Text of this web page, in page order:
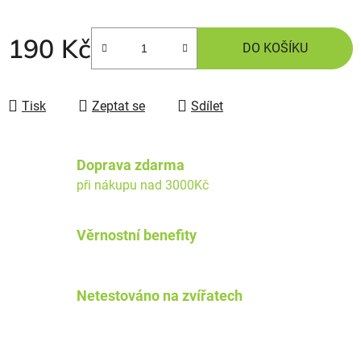
190 Kč DO KOŠÍKU
Tisk Zeptat se Sdílet
Doprava zdarma
při nákupu nad 3000Kč
Věrnostní benefity
Netestováno na zvířatech